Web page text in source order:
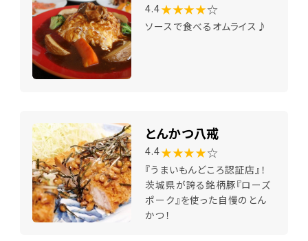
4.4★★★★☆
ソースで食べるオムライス♪
とんかつ八戒
4.4★★★★☆
『うまいもんどころ認証店』！
茨城県が誇る銘柄豚『ローズ
ポーク』を使った自慢のとん
かつ！